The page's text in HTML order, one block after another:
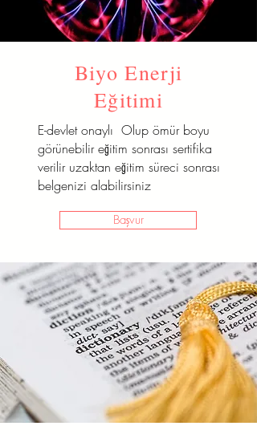
Biyo Enerji
Eğitimi
E-devlet onaylı Olup ömür boyu
görünebilir eğitim sonrası sertifika
verilir uzaktan eğitim süreci sonrası
belgenizi alabilirsiniz
Başvur